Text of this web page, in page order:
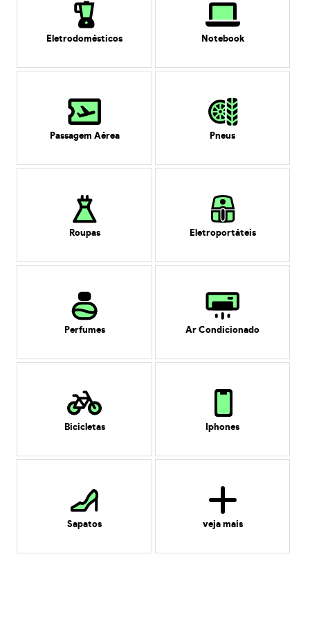
Eletrodomésticos Notebook
Passagem Aérea Pneus
Roupas Eletroportáteis
Perfumes Ar Condicionado
Bicicletas Iphones
Sapatos veja mais